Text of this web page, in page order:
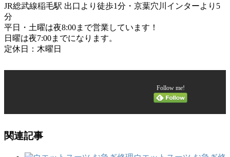
JR総武線稲毛駅 出口より徒歩1分・京葉穴川インターより5
分
平日・土曜は夜8:00まで営業しています！
日曜は夜7:00までになります。
定休日：木曜日
Follow me!
関連記事